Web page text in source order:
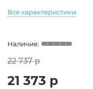
Все характеристики
22 737 р
21 373 р